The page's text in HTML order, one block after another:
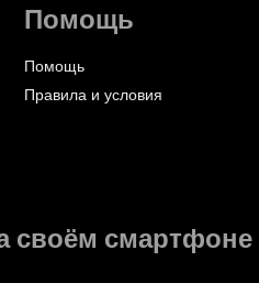
Помощь
Помощь
Правила и условия
своём смартфоне